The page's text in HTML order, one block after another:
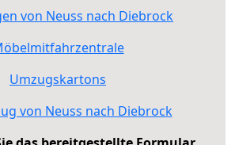
von Neuss nach Diebrock
Umzugskartons
von Neuss nach Diebrock